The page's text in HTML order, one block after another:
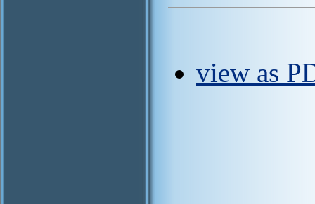
view as